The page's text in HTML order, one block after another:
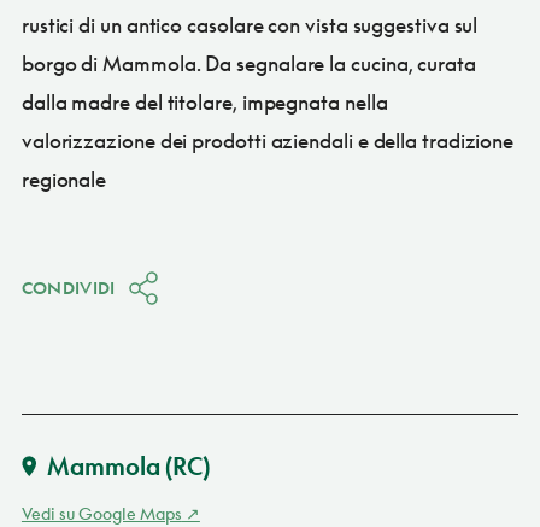
rustici di un antico casolare con vista suggestiva sul
borgo di Mammola. Da segnalare la cucina, curata
dalla madre del titolare, impegnata nella
valorizzazione dei prodotti aziendali e della tradizione
regionale
CONDIVIDI
Mammola (RC)
Vedi su Google Maps